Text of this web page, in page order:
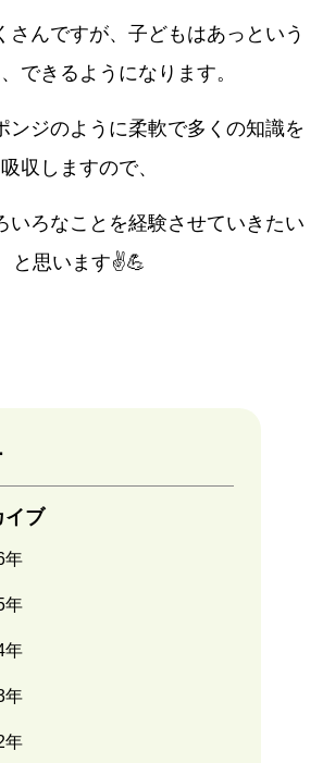
イブ
年
年
年
年
年
さんですが、子どもはあっという
できるようになります。
ンジのように柔軟で多くの知識を
吸収しますので、
いろなことを経験させていきたい
と思います✌️💪